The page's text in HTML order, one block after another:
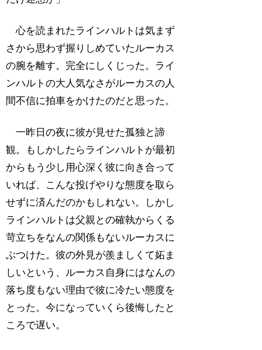
心を読まれたラインハルトは気まず
さから思わず握りしめていたルーカス
の腕を離す。完全にしくじった。ライ
ンハルトの大人気なさがルーカスの人
間不信に拍車をかけたのだと思った。
一昨日の夜に彼が見せた孤独と諦
観。もしかしたらラインハルトが最初
からもう少し用心深く彼に向き合って
いれば、こんな投げやりな態度を取ら
せずに済んだのかもしれない。しかし
ラインハルトは父親との確執からくる
苛立ちをなんの関係もないルーカスに
ぶつけた。彼の外見が羨ましくて妬ま
しいという、ルーカス自身にはなんの
落ち度もない理由で彼に冷たい態度を
とった。今になっていくら後悔したと
ころで遅い。